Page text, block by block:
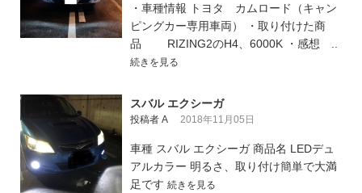
・車種情報 トヨタ カムロード（キャン
ピングカー専用車両） ・取り付けた商
品 RIZING2のH4、6000K ・感想 ..
続きを見る
スバル エクシーガ
投稿者 A 2018年11月05日
車種 スバル エクシーガ 商品名 LEDデュ
アルカラー 明るさ、取り付け簡単で大満
足です 続きを見る